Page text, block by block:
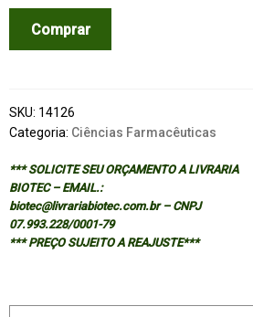
UTILIZATION
2/ED
quantidade
Comprar
SKU: 14126
Categoria: Ciências Farmacêuticas
*** SOLICITE SEU ORÇAMENTO A LIVRARIA
BIOTEC – EMAIL.:
biotec@livrariabiotec.com.br – CNPJ
07.993.228/0001-79
*** PREÇO SUJEITO A REAJUSTE***